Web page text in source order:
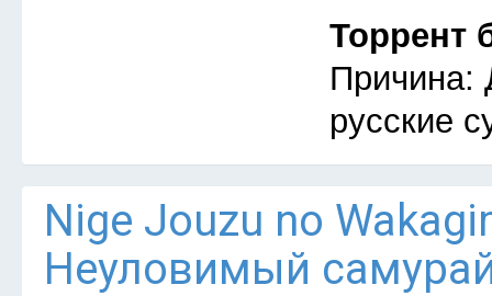
Торрент
Причина:
русские
Nige Jouzu no
Неуловимый